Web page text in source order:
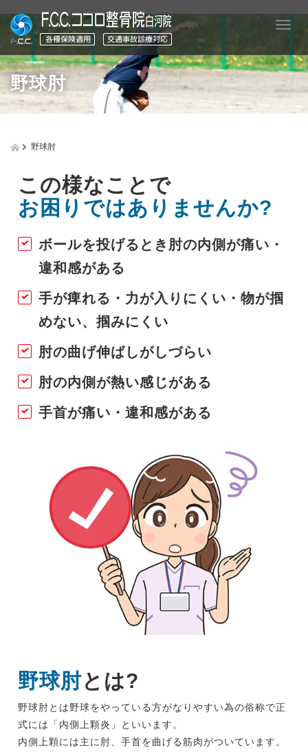
T
g
g
e
野球肘
野球肘
この様なことで
お困りではありませんか?
ボールを投げるとき肘の内側が痛い・
違和感がある
手が痺れる・力が入りにくい・物が掴
めない、掴みにくい
肘の曲げ伸ばしがしづらい
肘の内側が熱い感じがある
手首が痛い・違和感がある
野球肘とは?
野球肘とは野球をやっている方がなりやすい為の俗称で正
式には「内側上顆炎」といいます。
内側上顆には主に肘、手首を曲げる筋肉がついています。